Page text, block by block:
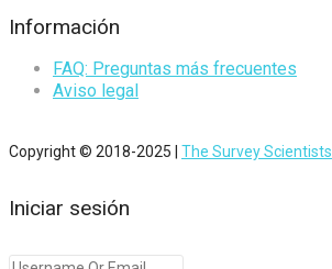
Información
FAQ: Preguntas más frecuentes
Aviso legal
Copyright © 2018-2025 | The Survey Scientists
Iniciar sesión